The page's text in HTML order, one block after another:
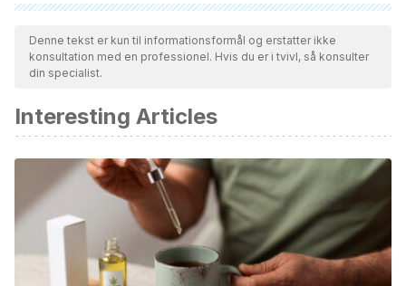
Alle citerede kilder blev grundigt gennemgået af vores team
for at sikre deres kvalitet, pålidelighed, aktualitet og validitet.
Bibliografien i denne artikel blev betragtet som pålidelig og af
Villalba Herrera Ericka Wendie. INFLAMACION I. Rev. Act.
Clin. Med [revista en la Internet]. [citado 2018 Oct 21].
Disponible en:
http://www.revistasbolivianas.org.bo/scielo.php?
script=sci_arttext&pid=S2304-
37682014000400004&lng=es.
Morillas, R., Planas, R. (2010). Hepatitis autoinmune. Hígado.
Denne tekst er kun til informationsformål og erstatter ikke
konsultation med en professionel. Hvis du er i tvivl, så konsulter
din specialist.
Interesting Articles